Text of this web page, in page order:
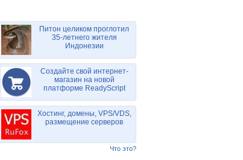
Питон целиком проглотил
35-летнего жителя
Индонезии
Создайте свой интернет-
магазин на новой
платформе ReadyScript
Хостинг, домены, VPS/VDS,
размещение серверов
Что это?